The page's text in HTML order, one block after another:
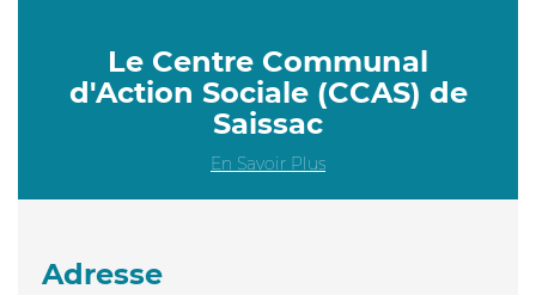
Le Centre Communal
d'Action Sociale (CCAS) de
Saissac
En Savoir Plus
Adresse